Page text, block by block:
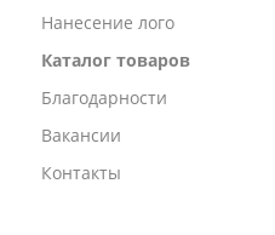
Нанесение лого
Каталог товаров
Благодарности
Вакансии
Контакты